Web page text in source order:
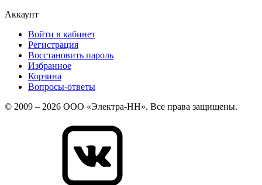
Аккаунт
Войти в кабинет
Регистрация
Восстановить пароль
Избранное
Корзина
Вопросы-ответы
© 2009 – 2026 ООО «Электра-НН». Все права защищены.